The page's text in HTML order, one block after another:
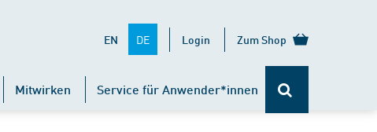
EN DE Login Zum Shop
Mitwirken Service für Anwender*innen